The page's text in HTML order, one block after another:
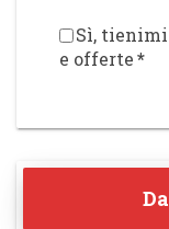
Sì,
e offerte*